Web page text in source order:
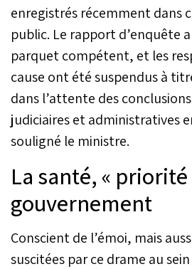
enregistrés récemment dans
public. Le rapport d’enquête
parquet compétent, et les
cause ont été suspendus à
dans l’attente des
judiciaires et administratives
souligné le ministre.
La santé, «
gouvernement
Conscient de l’émoi, mais
suscitées par ce drame au